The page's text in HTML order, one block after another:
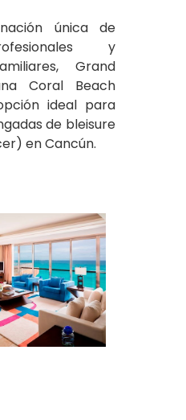
única de
y
Grand
Coral Beach
ideal para
de bleisure
en Cancún.